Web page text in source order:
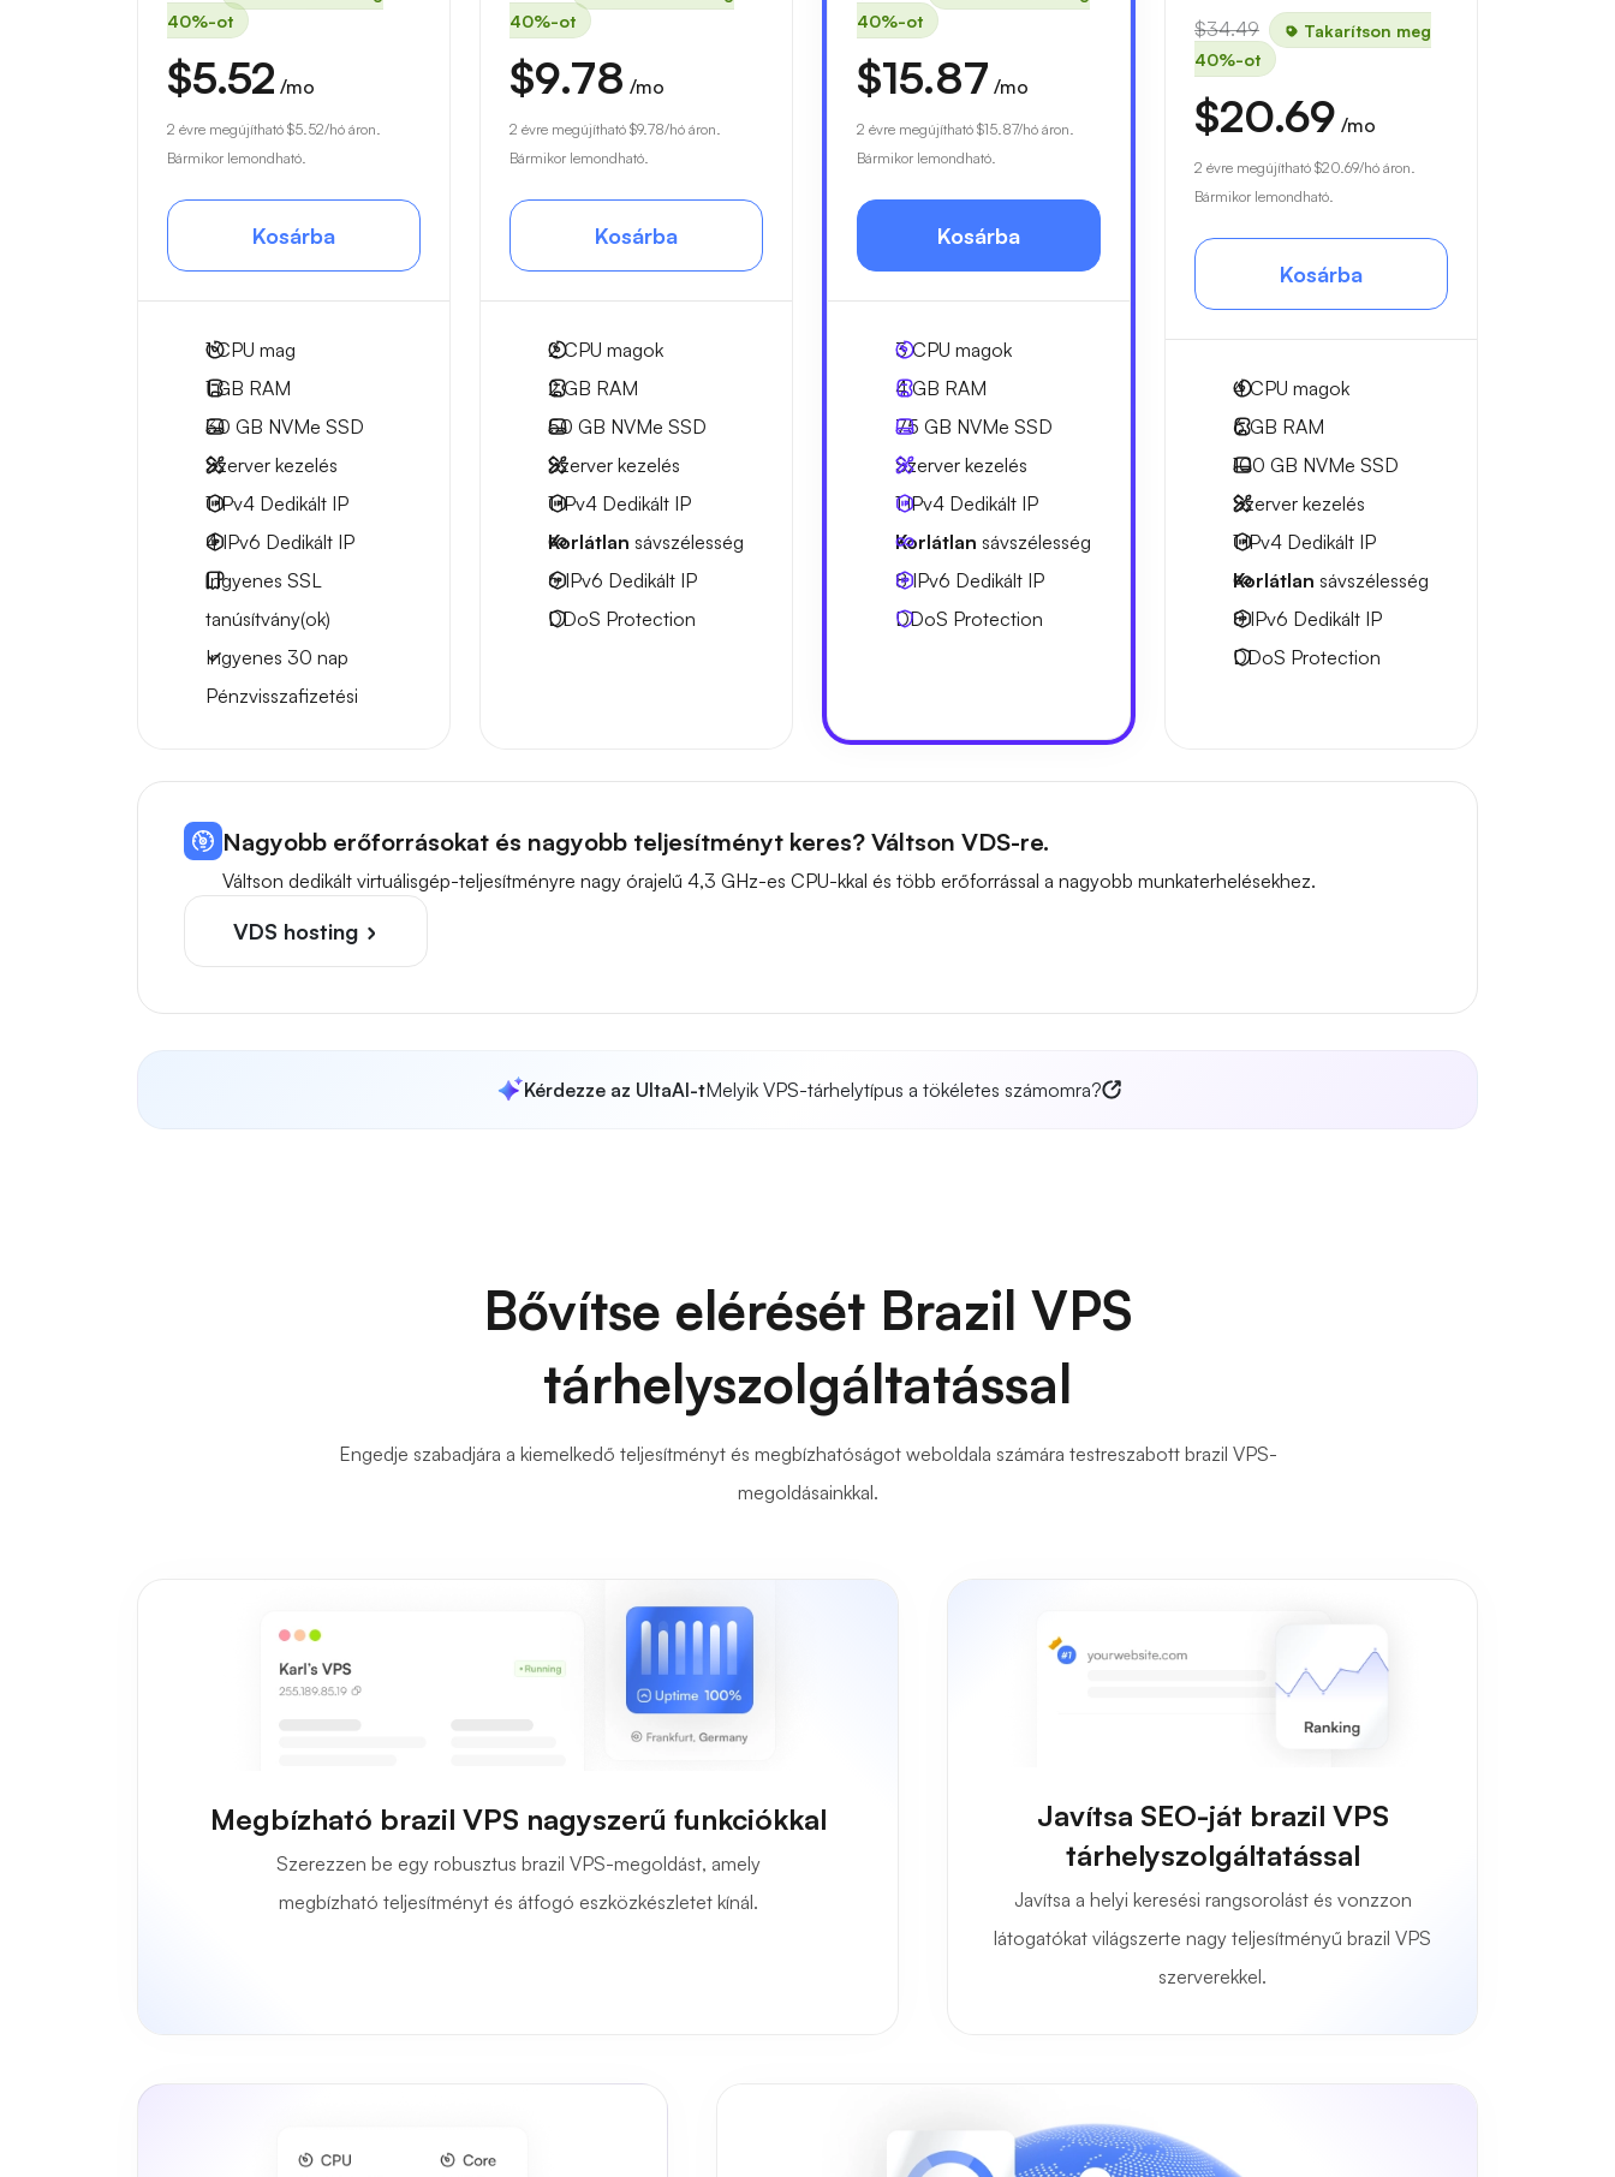
40%-ot
$5.52 /mo
2 évre megújítható $5.52/hó áron.
Bármikor lemondható.
Kosárba
1CPU mag
1 GB RAM
30 GB NVMe SSD
Szerver kezelés
1 IPv4 Dedikált IP
4 IPv6 Dedikált IP
Ingyenes SSL
tanúsítvány(ok)
Ingyenes 30 nap
Pénzvisszafizetési
40%-ot
$9.78 /mo
2 évre megújítható $9.78/hó áron.
Bármikor lemondható.
Kosárba
2CPU magok
2 GB RAM
50 GB NVMe SSD
Szerver kezelés
1 IPv4 Dedikált IP
Korlátlan sávszélesség
6 IPv6 Dedikált IP
DDoS Protection
40%-ot
$15.87 /mo
2 évre megújítható $15.87/hó áron.
Bármikor lemondható.
Kosárba
3CPU magok
4 GB RAM
75 GB NVMe SSD
Szerver kezelés
1 IPv4 Dedikált IP
Korlátlan sávszélesség
8 IPv6 Dedikált IP
DDoS Protection
$34.49
Takarítson meg
40%-ot
$20.69 /mo
2 évre megújítható $20.69/hó áron.
Bármikor lemondható.
Kosárba
4CPU magok
6 GB RAM
100 GB NVMe SSD
Szerver kezelés
1 IPv4 Dedikált IP
Korlátlan sávszélesség
8 IPv6 Dedikált IP
DDoS Protection
Nagyobb erőforrásokat és nagyobb teljesítményt keres? Váltson VDS-re.
Váltson dedikált virtuálisgép-teljesítményre nagy órajelű 4,3 GHz-es CPU-kkal és több erőforrással a nagyobb munkaterhelésekhez.
VDS hosting
Kérdezze az UltaAI-tMelyik VPS-tárhelytípus a tökéletes számomra?
Bővítse elérését Brazil VPS
tárhelyszolgáltatással
Engedje szabadjára a kiemelkedő teljesítményt és megbízhatóságot weboldala számára testreszabott brazil VPS-
megoldásainkkal.
Megbízható brazil VPS nagyszerű funkciókkal
Szerezzen be egy robusztus brazil VPS-megoldást, amely
megbízható teljesítményt és átfogó eszközkészletet kínál.
Javítsa SEO-ját brazil VPS
tárhelyszolgáltatással
Javítsa a helyi keresési rangsorolást és vonzzon
látogatókat világszerte nagy teljesítményű brazil VPS
szerverekkel.